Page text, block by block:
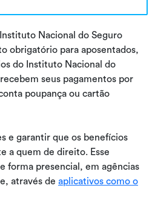
Nacional do Seguro
obrigatório para aposentados,
do Instituto Nacional do
seus pagamentos por
poupança ou cartão
e garantir que os benefícios
a quem de direito. Esse
forma presencial, em agências
através de aplicativos como o